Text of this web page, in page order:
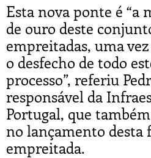
Esta nova ponte é “a
de ouro deste
empreitadas, uma
o desfecho de todo
processo”, referiu
responsável da
Portugal, que
no lançamento desta
empreitada.